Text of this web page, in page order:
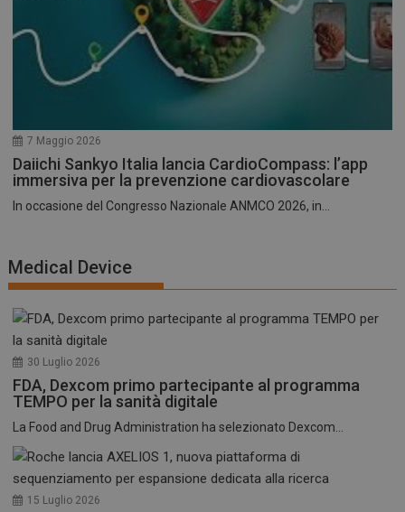
7 Maggio 2026
Daiichi Sankyo Italia lancia CardioCompass: l’app
immersiva per la prevenzione cardiovascolare
In occasione del Congresso Nazionale ANMCO 2026, in...
Medical Device
30 Luglio 2026
FDA, Dexcom primo partecipante al programma
TEMPO per la sanità digitale
La Food and Drug Administration ha selezionato Dexcom...
15 Luglio 2026